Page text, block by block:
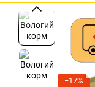
−17%